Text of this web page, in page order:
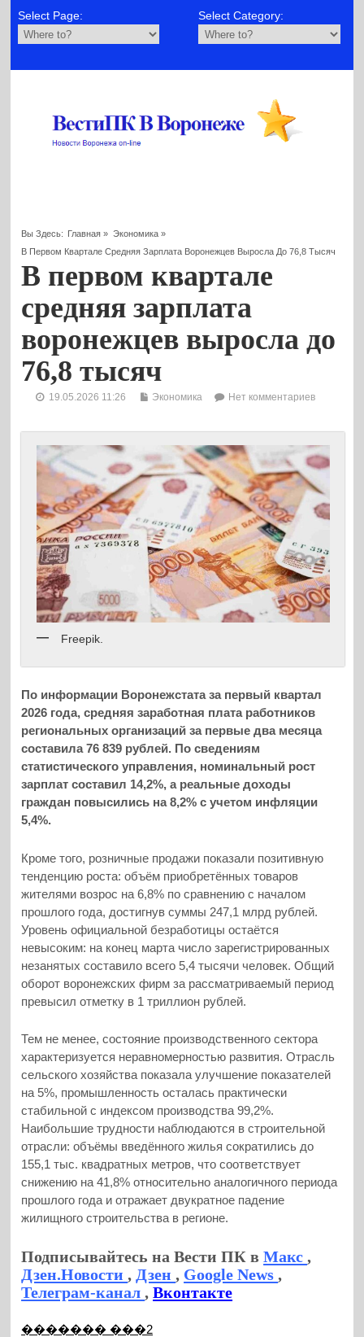
Select Page: Select Category:
Вы Здесь: Главная » Экономика»
В Первом Квартале Средняя Зарплата Воронежцев Выросла До 76,8 Тысяч
В первом квартале
средняя зарплата
воронежцев выросла до
76,8 тысяч
19.05.2026 11:26 Экономика Нет комментариев
Freepik.
По информации Воронежстата за первый квартал
2026 года, средняя заработная плата работников
региональных организаций за первые два месяца
составила 76 839 рублей. По сведениям
статистического управления, номинальный рост
зарплат составил 14,2%, а реальные доходы
граждан повысились на 8,2% с учетом инфляции
5,4%.
Кроме того, розничные продажи показали позитивную
тенденцию роста: объём приобретённых товаров
жителями возрос на 6,8% по сравнению с началом
прошлого года, достигнув суммы 247,1 млрд рублей.
Уровень официальной безработицы остаётся
невысоким: на конец марта число зарегистрированных
незанятых составило всего 5,4 тысячи человек. Общий
оборот воронежских фирм за рассматриваемый период
превысил отметку в 1 триллион рублей.
Тем не менее, состояние производственного сектора
характеризуется неравномерностью развития. Отрасль
сельского хозяйства показала улучшение показателей
на 5%, промышленность осталась практически
стабильной с индексом производства 99,2%.
Наибольшие трудности наблюдаются в строительной
отрасли: объёмы введённого жилья сократились до
155,1 тыс. квадратных метров, что соответствует
снижению на 41,8% относительно аналогичного периода
прошлого года и отражает двукратное падение
жилищного строительства в регионе.
Подписывайтесь на Вести ПК вМакс,
Дзен.Новости, Дзен, Google News,
Телеграм-канал,Вконтакте
������� ���2